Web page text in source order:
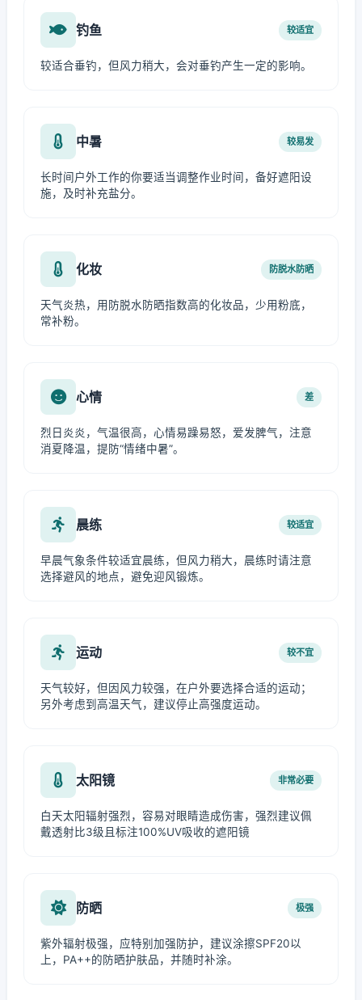
钓鱼 较适宜
较适合垂钓，但风力稍大，会对垂钓产生一定的影响。
中暑 较易发
长时间户外工作的你要适当调整作业时间，备好遮阳设
施，及时补充盐分。
化妆 防脱水防晒
天气炎热，用防脱水防晒指数高的化妆品，少用粉底，
常补粉。
心情 差
烈日炎炎，气温很高，心情易躁易怒，爱发脾气，注意
消夏降温，提防“情绪中暑”。
晨练 较适宜
早晨气象条件较适宜晨练，但风力稍大，晨练时请注意
选择避风的地点，避免迎风锻炼。
运动 较不宜
天气较好，但因风力较强，在户外要选择合适的运动；
另外考虑到高温天气，建议停止高强度运动。
太阳镜 非常必要
白天太阳辐射强烈，容易对眼睛造成伤害，强烈建议佩
戴透射比3级且标注100%UV吸收的遮阳镜
防晒 极强
紫外辐射极强，应特别加强防护，建议涂擦SPF20以
上，PA++的防晒护肤品，并随时补涂。